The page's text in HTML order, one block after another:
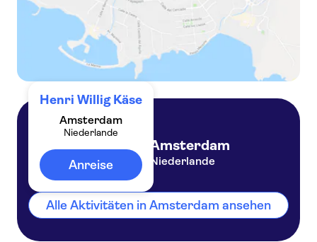
Henri Willig Käse
Amsterdam
Niederlande
Anreise
Amsterdam
Niederlande
Alle Aktivitäten in Amsterdam ansehen